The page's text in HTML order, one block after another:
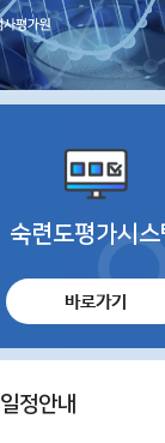
숙련도평가시스
바로가기
일정안내